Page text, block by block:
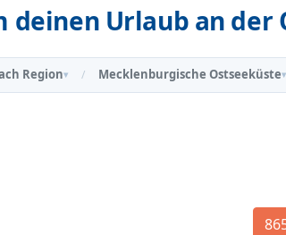
deinen Urlaub an der
Region▾ / Mecklenburgische Ostseeküste▾